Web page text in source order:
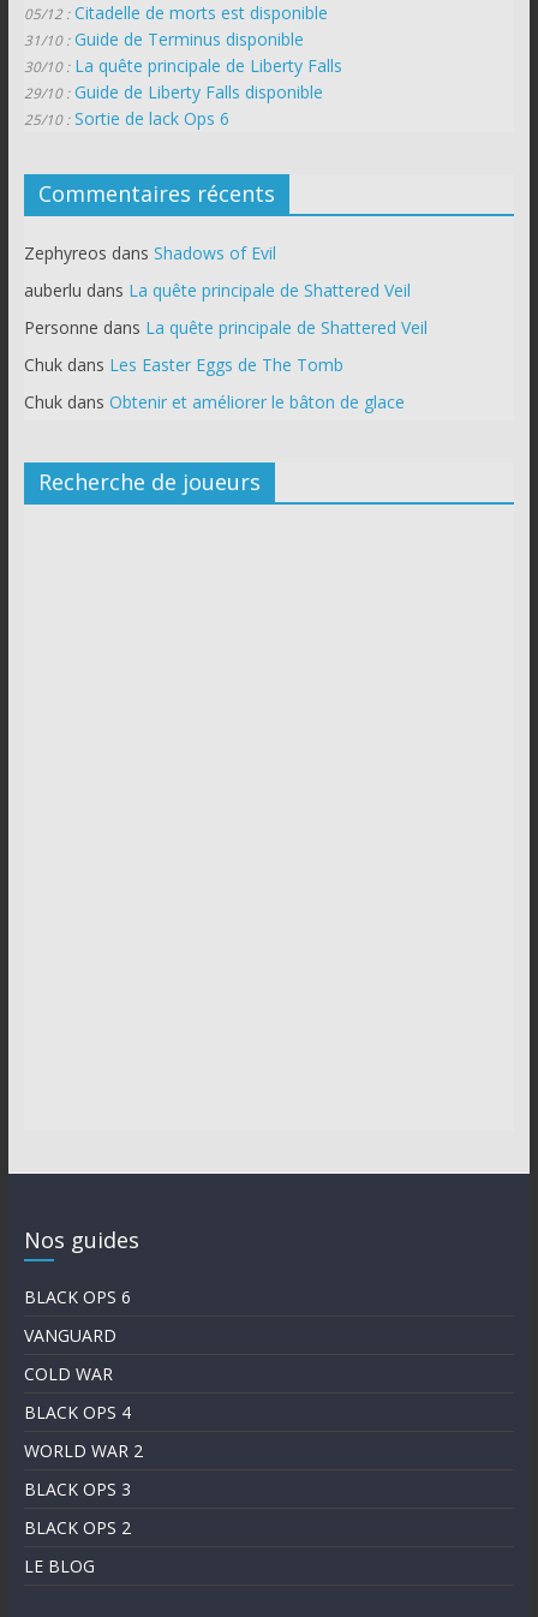
05/12 : Citadelle de morts est disponible
31/10 : Guide de Terminus disponible
30/10 : La quête principale de Liberty Falls
29/10 : Guide de Liberty Falls disponible
25/10 : Sortie de lack Ops 6
Commentaires récents
Zephyreos dans Shadows of Evil
auberlu dans La quête principale de Shattered Veil
Personne dans La quête principale de Shattered Veil
Chukdans Les Easter Eggs de The Tomb
Chukdans Obtenir et améliorer le bâton de glace
Recherche de joueurs
Nos guides
BLACK OPS 6
VANGUARD
COLD WAR
BLACK OPS 4
WORLD WAR 2
BLACK OPS 3
BLACK OPS 2
LE BLOG